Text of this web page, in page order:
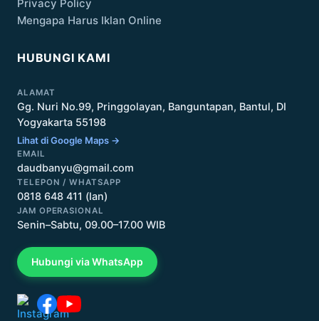
Privacy Policy
Mengapa Harus Iklan Online
HUBUNGI KAMI
ALAMAT
Gg. Nuri No.99, Pringgolayan, Banguntapan, Bantul, DI
Yogyakarta 55198
Lihat di Google Maps →
EMAIL
daudbanyu@gmail.com
TELEPON / WHATSAPP
0818 648 411 (Ian)
JAM OPERASIONAL
Senin–Sabtu, 09.00–17.00 WIB
Hubungi via WhatsApp